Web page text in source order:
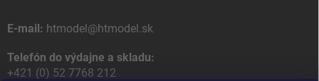
E-mail: htmodel@htmodel.sk
Telefón do výdajne a skladu:
+421 (0) 52 7768 212